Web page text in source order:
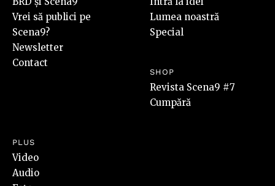
Vrei să publici pe
Scena9?
Newsletter
Contact
Lumea noastră
Special
SHOP
Revista Scena9 #7
Cumpără
PLUS
Video
Audio